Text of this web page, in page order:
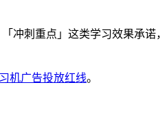
冲刺重点」这类学习效果承诺
机广告投放红线。